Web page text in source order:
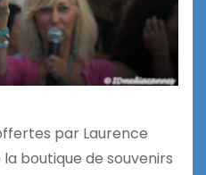
par Laurence
boutique de souvenirs